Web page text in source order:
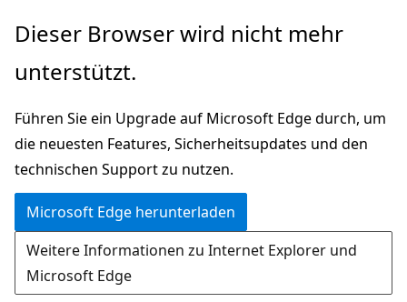
Zu
wechseln
Dieser Browser wird nicht mehr
unterstützt.
Führen Sie ein Upgrade auf Microsoft Edge durch, um
die neuesten Features, Sicherheitsupdates und den
technischen Support zu nutzen.
Microsoft Edge herunterladen
Weitere Informationen zu Internet Explorer und
Microsoft Edge